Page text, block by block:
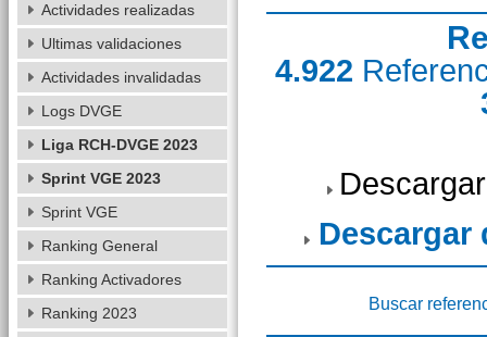
4.922
Descargar
Buscar
Actividades realizadas
Ultimas validaciones
Actividades invalidadas
Logs DVGE
Liga RCH-DVGE 2023
Sprint VGE 2023
Sprint VGE
Ranking General
Ranking Activadores
Ranking 2023